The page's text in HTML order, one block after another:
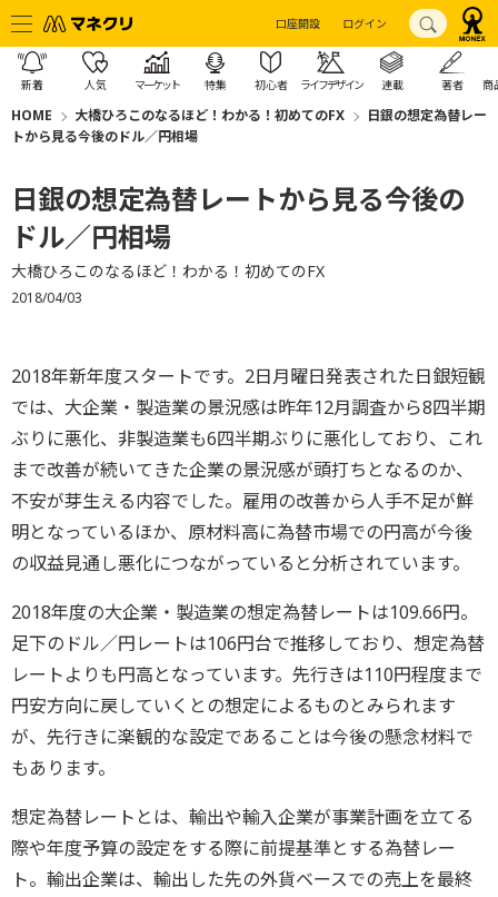
口座開設 ログイン
新着 人気 マーケット 特集 初心者 ライフデザイン 連載 著者 商
HOME 大橋ひろこのなるほど！わかる！初めてのFX
日銀の想定為替レー
トから見る今後のドル／円相場
日銀の想定為替レートから見る今後の
ドル／円相場
大橋ひろこのなるほど！わかる！初めてのFX
2018/04/03
2018年新年度スタートです。2日月曜日発表された日銀短観
では、大企業・製造業の景況感は昨年12月調査から8四半期
ぶりに悪化、非製造業も6四半期ぶりに悪化しており、これ
まで改善が続いてきた企業の景況感が頭打ちとなるのか、
不安が芽生える内容でした。雇用の改善から人手不足が鮮
明となっているほか、原材料高に為替市場での円高が今後
の収益見通し悪化につながっていると分析されています。
2018年度の大企業・製造業の想定為替レートは109.66円。
足下のドル／円レートは106円台で推移しており、想定為替
レートよりも円高となっています。先行きは110円程度まで
円安方向に戻していくとの想定によるものとみられます
が、先行きに楽観的な設定であることは今後の懸念材料で
もあります。
想定為替レートとは、輸出や輸入企業が事業計画を立てる
際や年度予算の設定をする際に前提基準とする為替レー
ト。輸出企業は、輸出した先の外貨ベースでの売上を最終